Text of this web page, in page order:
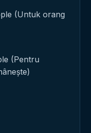
(Untuk orang
(Pentru